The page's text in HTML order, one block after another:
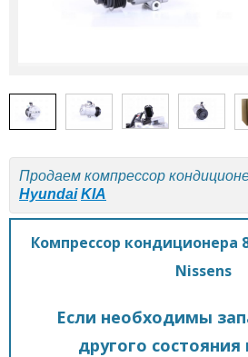
Продаем компрессор
Hyundai KIA
Компрессор кондиционера
Nissens
Если необходимы
другого состояния